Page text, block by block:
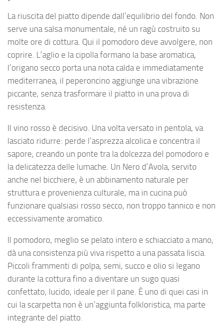
La riuscita del piatto dipende dall’equilibrio del fondo. Non
serve una salsa monumentale, né un ragù costruito su
molte ore di cottura. Qui il pomodoro deve avvolgere, non
coprire. L’aglio e la cipolla formano la base aromatica,
l’origano secco porta una nota calda e immediatamente
mediterranea, il peperoncino aggiunge una vibrazione
piccante, senza trasformare il piatto in una prova di
resistenza.
Il vino rosso è decisivo. Una volta versato in pentola, va
lasciato ridurre: perde l’asprezza alcolica e concentra il
sapore, creando un ponte tra la dolcezza del pomodoro e
la delicatezza delle lumache. Un Nero d’Avola, servito
anche nel bicchiere, è un abbinamento naturale per
struttura e provenienza culturale, ma in cucina può
funzionare qualsiasi rosso secco, non troppo tannico e non
eccessivamente aromatico.
Il pomodoro, meglio se pelato intero e schiacciato a mano,
dà una consistenza più viva rispetto a una passata liscia.
Piccoli frammenti di polpa, semi, succo e olio si legano
durante la cottura fino a diventare un sugo quasi
confettato, lucido, ideale per il pane. È uno di quei casi in
cui la scarpetta non è un’aggiunta folkloristica, ma parte
integrante del piatto.